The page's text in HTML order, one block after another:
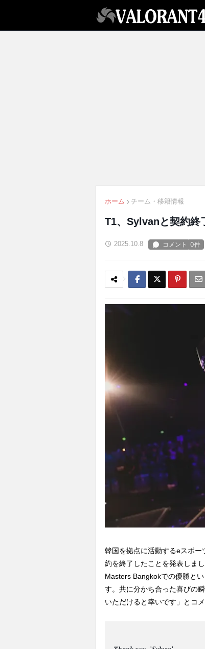
ホーム チーム・移籍情報
T1、Sylvanと契約終
2025.10.8
韓国を拠点に活動するeスポ
約を終了したことを発表しま
Masters Bangkokでの優勝と
す。共に分かち合った喜びの
いただけると幸いです」とコ